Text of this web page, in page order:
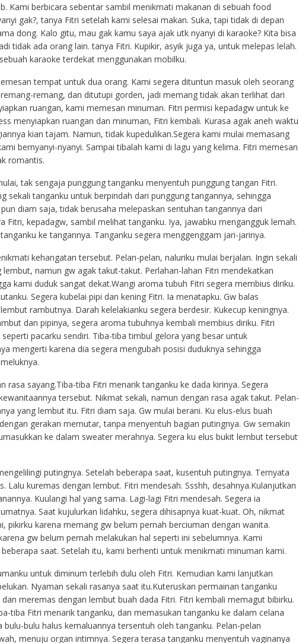
Kami berbicara sebentar sambil menikmati makanan di sebuah food
gak?, tanya Fitri setelah kami selesai makan. Suka, tapi tidak di depan
dong. Kalo gitu, mau gak kamu saya ajak utk nyanyi di karaoke? Kita bisa
tidak ada orang lain. tanya Fitri. Kupikir, asyik juga ya, untuk melepas lelah.
karaoke terdekat menggunakan mobilku.
tempat untuk dua orang. Kami segera dituntun masuk oleh seorang
remang, dan ditutupi gorden, jadi memang tidak akan terlihat dari
ruangan, kami memesan minuman. Fitri permisi kepadagw untuk ke
menyiapkan ruangan dan minuman, Fitri kembali. Kurasa agak aneh waktu
kian tajam. Namun, tidak kupedulikan.Segera kami mulai memasang
bernyanyi-nyanyi. Sampai tibalah kami di lagu yang kelima. Fitri memesan
romantis.
tak sengaja punggung tanganku menyentuh punggung tangan Fitri.
sekali tanganku untuk berpindah dari punggung tangannya, sehingga
diam saja, tidak berusaha melepaskan sentuhan tangannya dari
Fitri, kepadagw, sambil melihat tanganku. Iya, jawabku mengangguk lemah.
ke tangannya. Tanganku segera menggenggam jari-jarinya.
kehangatan tersebut. Pelan-pelan, naluriku mulai berjalan. Ingin sekali
lembut, namun gw agak takut-takut. Perlahan-lahan Fitri mendekatkan
kami duduk sangat dekat.Wangi aroma tubuh Fitri segera membius diriku.
Segera kubelai pipi dan kening Fitri. Ia menatapku. Gw balas
rambutnya. Darah kelelakianku segera berdesir. Kukecup keningnya.
dan pipinya, segera aroma tubuhnya kembali membius diriku. Fitri
pacarku sendiri. Tiba-tiba timbul gelora yang besar untuk
mengerti karena dia segera mengubah posisi duduknya sehingga
rasa sayang.Tiba-tiba Fitri menarik tanganku ke dada kirinya. Segera
tersebut. Nikmat sekali, namun dengan rasa agak takut. Pelan-
yang lembut itu. Fitri diam saja. Gw mulai berani. Ku elus-elus buah
gerakan memutar, tanpa menyentuh bagian putingnya. Gw semakin
ke dalam sweater merahnya. Segera ku elus bukit lembut tersebut
putingnya. Setelah beberapa saat, kusentuh putingnya. Ternyata
Lalu kuremas dengan lembut. Fitri mendesah. Ssshh, desahnya.Kulanjutkan
Kuulangi hal yang sama. Lagi-lagi Fitri mendesah. Segera ia
Saat kujulurkan lidahku, segera dihisapnya kuat-kuat. Oh, nikmat
pikirku karena memang gw belum pernah berciuman dengan wanita.
gw belum pernah melakukan hal seperti ini sebelumnya. Kami
saat. Setelah itu, kami berhenti untuk menikmati minuman kami.
untuk diminum terlebih dulu oleh Fitri. Kemudian kami lanjutkan
Nyaman sekali rasanya saat itu.Kuteruskan permainan tanganku
meremas dengan lembut buah dada Fitri. Fitri kembali memagut bibirku.
tiba Fitri menarik tanganku, dan memasukan tanganku ke dalam celana
bulu-bulu halus kemaluannya tersentuh oleh tanganku. Pelan-pelan
menuju organ intimnya. Segera terasa tanganku menyentuh vaginanya